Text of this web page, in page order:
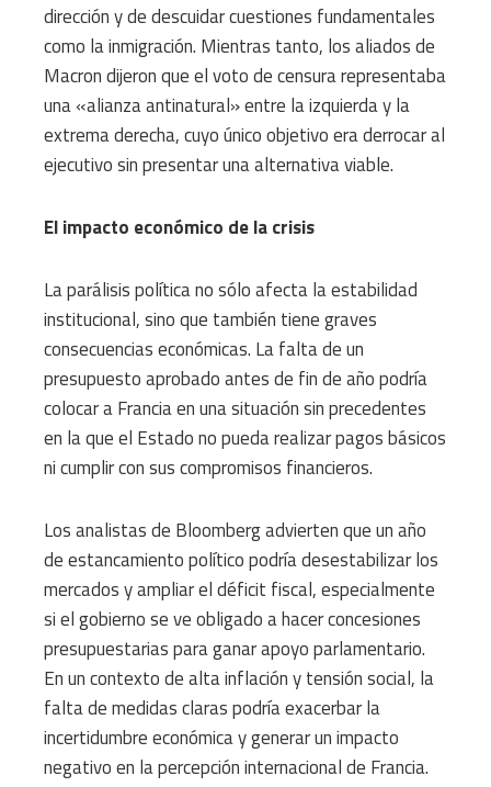
dirección y de descuidar cuestiones fundamentales
como la inmigración. Mientras tanto, los aliados de
Macron dijeron que el voto de censura representaba
una «alianza antinatural» entre la izquierda y la
extrema derecha, cuyo único objetivo era derrocar al
ejecutivo sin presentar una alternativa viable.
El impacto económico de la crisis
La parálisis política no sólo afecta la estabilidad
institucional, sino que también tiene graves
consecuencias económicas. La falta de un
presupuesto aprobado antes de fin de año podría
colocar a Francia en una situación sin precedentes
en la que el Estado no pueda realizar pagos básicos
ni cumplir con sus compromisos financieros.
Los analistas de Bloomberg advierten que un año
de estancamiento político podría desestabilizar los
mercados y ampliar el déficit fiscal, especialmente
si el gobierno se ve obligado a hacer concesiones
presupuestarias para ganar apoyo parlamentario.
En un contexto de alta inflación y tensión social, la
falta de medidas claras podría exacerbar la
incertidumbre económica y generar un impacto
negativo en la percepción internacional de Francia.